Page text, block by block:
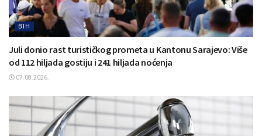
BIH
Juli donio rast turističkog prometa u Kantonu Sarajevo: Više
od 112 hiljada gostiju i 241 hiljada noćenja
07.08.2026.